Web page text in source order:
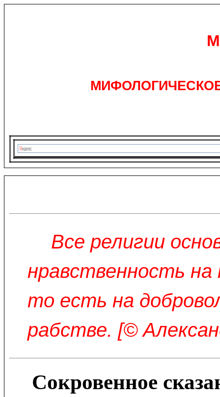
Все религии
нравственность на
то есть на
рабстве. [©
Сокровенное